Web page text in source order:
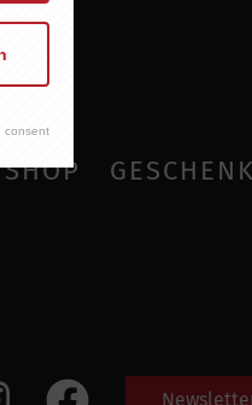
SHOP
consent